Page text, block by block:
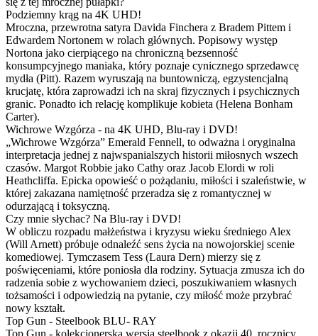
Podziemny krąg na 4K UHD!
Mroczna, przewrotna satyra Davida Finchera z Bradem Pittem i
Edwardem Nortonem w rolach głównych. Popisowy występ
Nortona jako cierpiącego na chroniczną bezsenność
konsumpcyjnego maniaka, który poznaje cynicznego sprzedawcę
mydła (Pitt). Razem wyruszają na buntowniczą, egzystencjalną
krucjatę, która zaprowadzi ich na skraj fizycznych i psychicznych
granic. Ponadto ich relację komplikuje kobieta (Helena Bonham
Carter).
Wichrowe Wzgórza - na 4K UHD, Blu-ray i DVD!
„Wichrowe Wzgórza” Emerald Fennell, to odważna i oryginalna
interpretacja jednej z najwspanialszych historii miłosnych wszech
czasów. Margot Robbie jako Cathy oraz Jacob Elordi w roli
Heathcliffa. Epicka opowieść o pożądaniu, miłości i szaleństwie, w
której zakazana namiętność przeradza się z romantycznej w
odurzającą i toksyczną.
Czy mnie słychac? Na Blu-ray i DVD!
W obliczu rozpadu małżeństwa i kryzysu wieku średniego Alex
(Will Arnett) próbuje odnaleźć sens życia na nowojorskiej scenie
komediowej. Tymczasem Tess (Laura Dern) mierzy się z
poświęceniami, które poniosła dla rodziny. Sytuacja zmusza ich do
radzenia sobie z wychowaniem dzieci, poszukiwaniem własnych
tożsamości i odpowiedzią na pytanie, czy miłość może przybrać
nowy kształt.
Top Gun - Steelbook BLU- RAY
Top Gun - kolekcjonerska wersja steelbook z okazji 40. rocznicy